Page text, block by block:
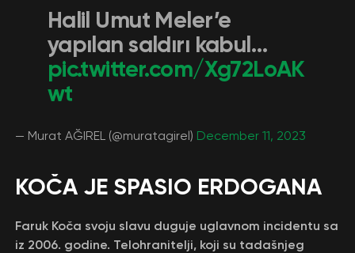
Halil Umut Meler’e
yapılan saldırı kabul…
pic.twitter.com/Xg72LoAK
wt
— Murat AĞIREL (@muratagirel) December 11, 2023
KOČA JE SPASIO ERDOGANA
Faruk Koča svoju slavu duguje uglavnom incidentu sa
iz 2006. godine. Telohranitelji, koji su tadašnjeg